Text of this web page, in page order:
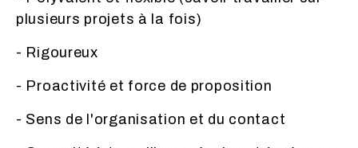
plusieurs projets à la fois)
- Rigoureux
- Proactivité et force de proposition
- Sens de l'organisation et du contact